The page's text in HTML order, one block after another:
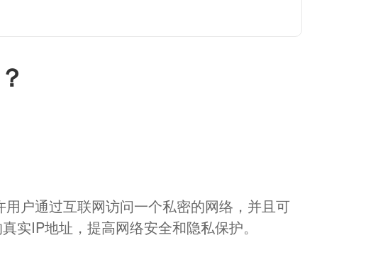
用户通过互联网访问一个私密的网络，并且可
实IP地址，提高网络安全和隐私保护。